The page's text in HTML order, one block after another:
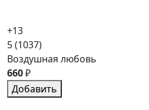
+13
5(1037)
Воздушная любовь
660₽
Добавить